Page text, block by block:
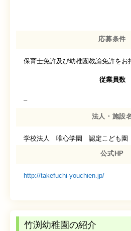
応募条件
保育士免許及び幼稚園教諭免許をお
従業員数
–
法人・施設
学校法人 唯心学園 認定こども園
公式HP
http://takefuchi-youchien.jp/
竹渕幼稚園の紹介